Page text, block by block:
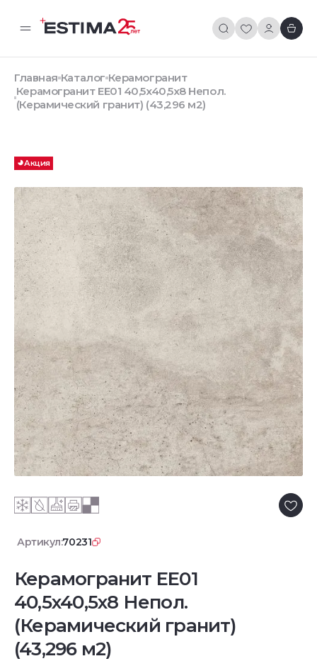
Главная Каталог Керамогранит
Керамогранит EE01 40,5x40,5х8 Непол.
(Керамический гранит) (43,296 м2)
Акция
Артикул:70231
Керамогранит EE01
40,5x40,5х8 Непол.
(Керамический гранит)
(43,296 м2)